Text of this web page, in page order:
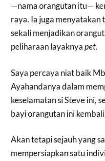
—nama orangutan itu—
raya. Ia juga menyatakan
sekali menjadikan
peliharaan layaknyapet.
Saya percaya niat baik
Ayahandanya dalam
keselamatan si Steve ini,
bayi orangutan ini
Akan tetapi sejauh yang
mempersiapkan satu